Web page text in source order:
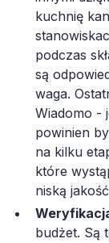
kuchnię
podczas
są
waga.
Wiadomo -
powinien
na kilku
które
niską
budżet. Są